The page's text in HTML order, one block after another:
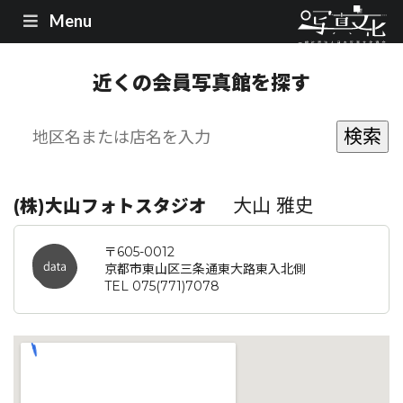
Menu
近くの会員写真館を探す
(株)大山フォトスタジオ 大山 雅史
〒605-0012
京都市東山区三条通東大路東入北側
TEL 075(771)7078